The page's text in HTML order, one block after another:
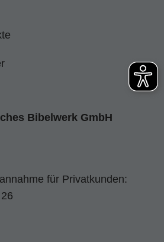
Bibelwerk GmbH
für Privatkunden: